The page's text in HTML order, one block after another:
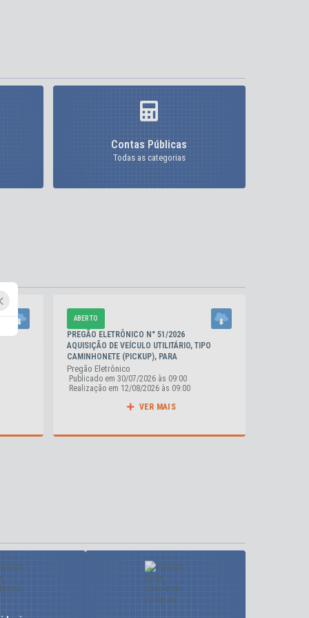
Contas Públicas
Todas as categorias
Pregão Eletrônico
PREGÃO ELETRÔNICO N° 51/2026
AQUISIÇÃO DE VEÍCULO UTILITÁRIO, TIPO
CAMINHONETE (PICKUP), PARA
ATENDIMENTO DAS ATIVIDADES DA
COORDENADORIA MUNICIPAL DE
PROTEÇÃO E DEFESA CIVIL
ABERTO
Publicado em 30/07/2026
09:00
Realização em 12/08/2026
09:00
VER MAIS